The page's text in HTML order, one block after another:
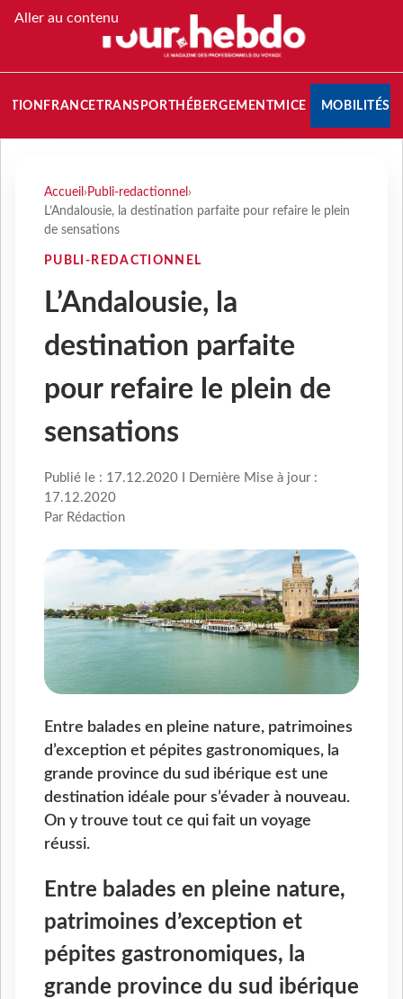
Aller au contenu
FRANCETRANSPORT HÉBERGEMENTMICE MOBILITÉS
Accueil › Publi-redactionnel ›
L’Andalousie, la destination parfaite pour refaire le plein
de sensations
PUBLI-REDACTIONNEL
L’Andalousie, la
destination parfaite
pour refaire le plein de
sensations
Publié le : 17.12.2020 I Dernière Mise à jour :
17.12.2020
Par Rédaction
Entre balades en pleine nature, patrimoines
d’exception et pépites gastronomiques, la
grande province du sud ibérique est une
destination idéale pour s’évader à nouveau.
On y trouve tout ce qui fait un voyage
réussi.
Entre balades en pleine nature,
patrimoines d’exception et
pépites gastronomiques, la
grande province du sud ibérique